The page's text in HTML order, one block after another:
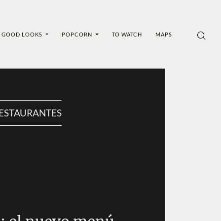
GOOD LOOKS POPCORN TO WATCH MAPS